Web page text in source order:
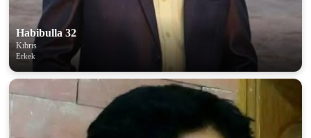
Habibulla 32
Kıbrıs
Erkek